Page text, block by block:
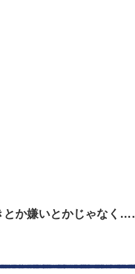
とか嫌いとかじゃなく